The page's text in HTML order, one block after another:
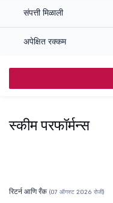
संपत्ती मिळाली
अपेक्षित रक्कम
स्कीम परफॉर्मन्स
रिटर्न आणि रँक (07 ऑगस्ट 2026 रोजी)